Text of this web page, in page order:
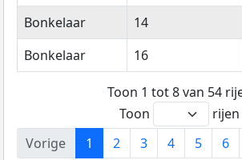
Bonkelaar
14
Bonkelaar
16
Toon 1 tot 8 van 54
Toon
rijen
Vorige
1 2 3 4 5 6